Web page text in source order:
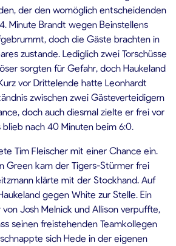
der den womöglich entscheidenden
Minute Brandt wegen Beinstellens
doch die Gäste brachten in
zustande. Lediglich zwei Torschüsse
sorgten für Gefahr, doch Haukeland
vor Drittelende hatte Leonhardt
zwischen zwei Gästeverteidigern
doch auch diesmal zielte er frei vor
blieb nach 40 Minuten beim 6:0.
Tim Fleischer mit einer Chance ein.
Green kam der Tigers-Stürmer frei
klärte mit der Stockhand. Auf
gegen White zur Stelle. Ein
Josh Melnick und Allison verpuffte,
seinen freistehenden Teamkollegen
sich Hede in der eigenen